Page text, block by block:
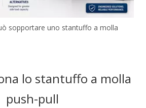
sopportare uno stantuffo a molla
lo stantuffo a molla
push-pull